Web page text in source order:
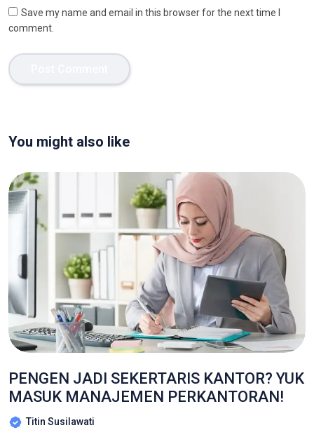
Save my name and email in this browser for the next time I
comment.
You might also like
PENGEN JADI SEKERTARIS KANTOR? YUK
MASUK MANAJEMEN PERKANTORAN!
Titin Susilawati